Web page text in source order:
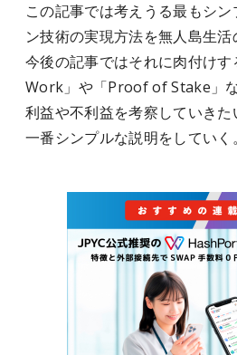
この記事では考えうる最もシ
ン技術の実現方法を無人島生活
今後の記事ではそれに肉付け
Work」や「Proof of Stake」な
利益や不利益を考察していき
一番シンプルな説明をしていく。